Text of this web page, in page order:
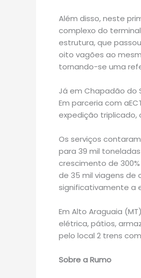
Além disso, neste
complexo do
estrutura, que
oito vagões ao
tornando-se uma
Já em Chapadão do
Em parceria com
expedição triplicado,
Os serviços
para 39 mil
crescimento de
de 35 mil viagens de
significativamente a
Em Alto Araguaia
elétrica, pátios,
pelo local 2 trens
Sobre a Rumo